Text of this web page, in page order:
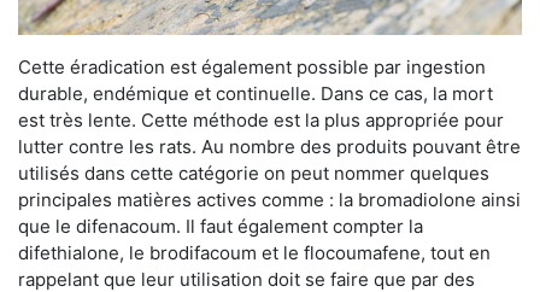
Cette éradication est également possible par ingestion
durable, endémique et continuelle. Dans ce cas, la mort
est très lente. Cette méthode est la plus appropriée pour
lutter contre les rats. Au nombre des produits pouvant être
utilisés dans cette catégorie on peut nommer quelques
principales matières actives comme : la bromadiolone ainsi
que le difenacoum. Il faut également compter la
difethialone, le brodifacoum et le flocoumafene, tout en
rappelant que leur utilisation doit se faire que par des